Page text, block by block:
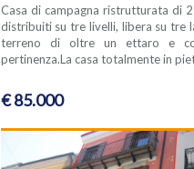
Casa di campagna ristrutturata di
distribuiti su tre livelli, libera su tre
terreno di oltre un ettaro e
pertinenza.La casa totalmente in
€ 85.000